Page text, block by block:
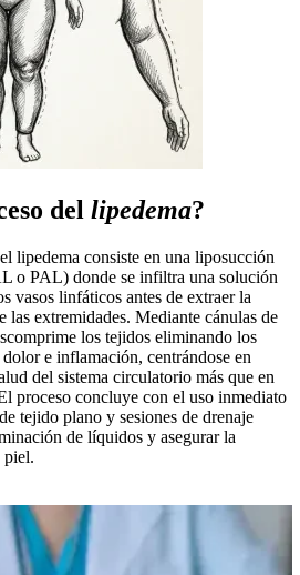
del lipedema?
lipedema consiste en una liposucción
o PAL) donde se infiltra una solución
vasos linfáticos antes de extraer la
las extremidades. Mediante cánulas de
los tejidos eliminando los
e inflamación, centrándose en
del sistema circulatorio más que en
proceso concluye con el uso inmediato
tejido plano y sesiones de drenaje
de líquidos y asegurar la
piel.